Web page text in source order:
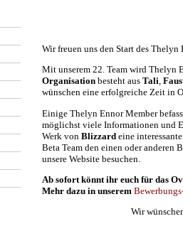
Wir freuen uns den Start des Thelyn
Mit unserem 22. Team wird Thelyn
Organisation besteht aus Tali,
wünschen eine erfolgreiche Zeit in
Einige Thelyn Ennor Member
möglichst viele Informationen und
Werk von Blizzard eine
Beta Team den einen oder anderen
unsere Website besuchen.
Ab sofort könnt ihr euch für das
Mehr dazu in unserem
Wir